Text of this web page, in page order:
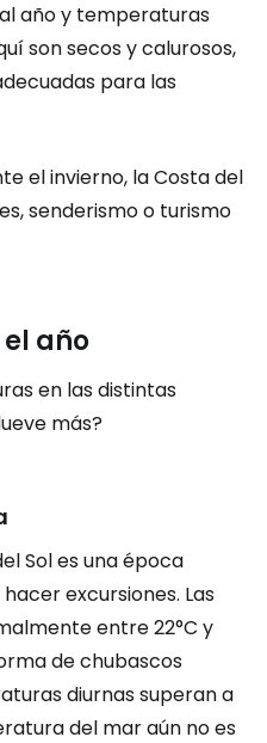
año y temperaturas
son secos y calurosos,
para las
el invierno, la Costa del
senderismo o turismo
año
en las distintas
más?
Sol es una época
excursiones. Las
entre 22°C y
de chubascos
diurnas superan a
del mar aún no es